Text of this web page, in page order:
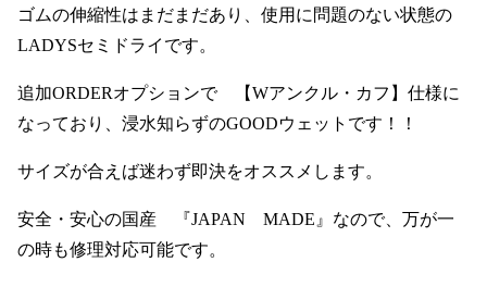
ゴムの伸縮性はまだまだあり、使用に問題のない状態の
LADYSセミドライです。
追加ORDERオプションで 【Wアンクル・カフ】仕様に
なっており、浸水知らずのGOODウェットです！！
サイズが合えば迷わず即決をオススメします。
安全・安心の国産 『JAPAN MADE』なので、万が一
の時も修理対応可能です。